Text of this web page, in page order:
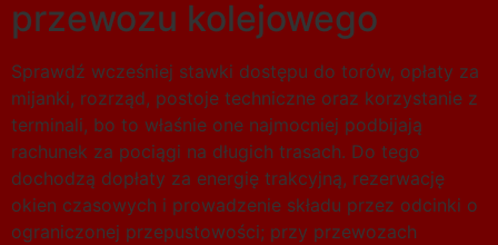
przewozu kolejowego
Sprawdź wcześniej stawki dostępu do torów, opłaty za
mijanki, rozrząd, postoje techniczne oraz korzystanie z
terminali, bo to właśnie one najmocniej podbijają
rachunek za pociągi na długich trasach. Do tego
dochodzą dopłaty za energię trakcyjną, rezerwację
okien czasowych i prowadzenie składu przez odcinki o
ograniczonej przepustowości; przy przewozach